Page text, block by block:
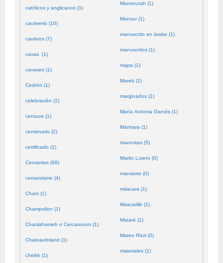
católicos y anglicanos (1)
cautiverio (10)
cautivos (7)
cavas. (1)
cavases (1)
Cedrón (1)
celebración (1)
censura (1)
centenario (2)
certificado (1)
Cervantes (68)
cervantismo (4)
Cham (1)
Champolion (1)
Charakhanieh o Cercasorum (1)
Chateaubriand (1)
cheikh (1)
Mansourah (1)
Mansur (1)
manuscrito en árabe (1)
manuscritos (1)
mapa (1)
Mareb (1)
marginados (1)
María Antonia Garcés (1)
Mármara (1)
maronitas (5)
Martin Lutero (0)
marxismo (0)
máscara (1)
Mascarille (1)
Mataré (1)
Mateo Rizzi (0)
materiales (1)